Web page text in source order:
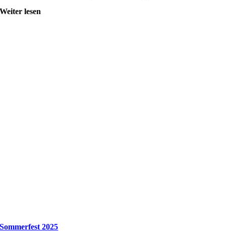
Weiter lesen
Sommerfest 2025